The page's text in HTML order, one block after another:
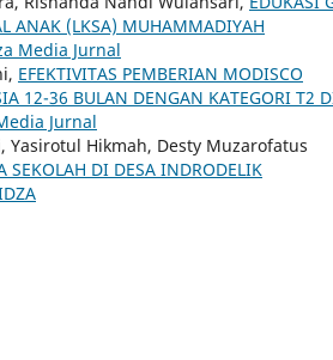
ANAK (LKSA) MUHAMMADIYAH
Media Jurnal
EFEKTIVITAS PEMBERIAN MODISCO
12-36 BULAN DENGAN KATEGORI T2
Jurnal
Hikmah, Desty Muzarofatus
DI DESA INDRODELIK